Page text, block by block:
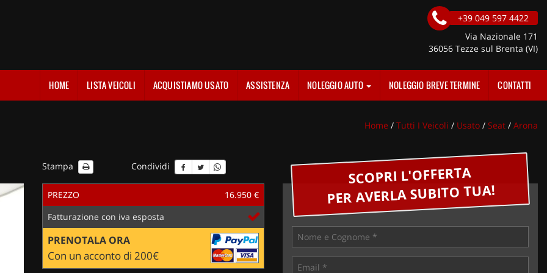
+39 049 597 4422
Via Nazionale 171
36056 Tezze sul Brenta (VI)
HOME LISTA VEICOLI ACQUISTIAMO USATO ASSISTENZA NOLEGGIO AUTO NOLEGGIO BREVE TERMINE CONTATTI
Home / Tutti I Veicoli / Usato / Seat / Arona
Stampa Condividi
PREZZO
16.950 €
Fatturazione con iva esposta
PRENOTALA ORA
Con un acconto di 200€
SCOPRI L'OFFERTA
PER AVERLA SUBITO TUA!